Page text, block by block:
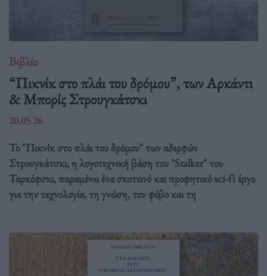
Βιβλίο
“Πικνίκ στο πλάι του δρόμου”, των Αρκάντι
& Μπορίς Στρουγκάτσκι
20.05.26
Το "Πικνίκ στο πλάι του δρόμου" των αδερφών
Στρουγκάτσκι, η λογοτεχνική βάση του "Stalker" του
Ταρκόφσκι, παραμένει ένα σκοτεινό και προφητικό sci-fi έργο
για την τεχνολογία, τη γνώση, τον φόβο και τη